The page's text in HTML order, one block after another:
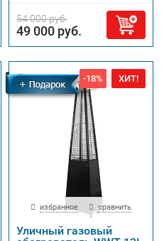
54 000 руб.
49 000 руб.
Бесплатная
доставка
ХИТ!
-18%
избранное сравнить
Уличный газовый